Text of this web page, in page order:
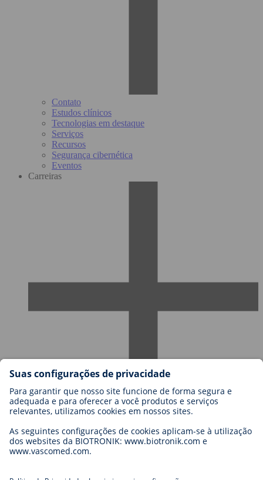
Contato
Estudos clínicos
Tecnologias em destaque
Serviços
Recursos
Segurança cibernética
Eventos
Carreiras
Blog
Contato